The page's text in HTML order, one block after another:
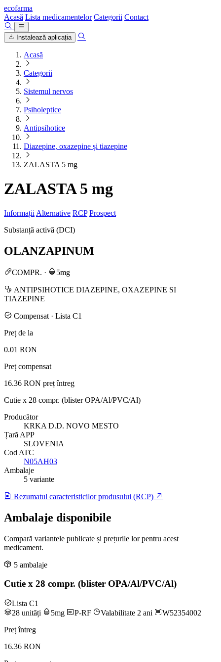
ecofarma
Acasă Lista medicamentelor Categorii Contact
Instalează aplicația
Acasă
Categorii
Sistemul nervos
Psiholeptice
Antipsihotice
Diazepine, oxazepine și tiazepine
ZALASTA 5 mg
ZALASTA 5 mg
Informații Alternative RCP Prospect
Substanță activă (DCI)
OLANZAPINUM
COMPR. · 5mg
ANTIPSIHOTICE DIAZEPINE, OXAZEPINE SI
TIAZEPINE
Compensat · Lista C1
Preț de la
0.01 RON
Preț compensat
16.36 RON preț întreg
Cutie x 28 compr. (blister OPA/Al/PVC/Al)
Producător
KRKA D.D. NOVO MESTO
Țară APP
SLOVENIA
Cod ATC
N05AH03
Ambalaje
5 variante
Rezumatul caracteristicilor produsului (RCP)
Ambalaje disponibile
Compară variantele publicate și prețurile lor pentru acest
medicament.
5 ambalaje
Cutie x 28 compr. (blister OPA/Al/PVC/Al)
Lista C1
28 unități
5mg P-RF Valabilitate 2 ani
W52354002
Preț întreg
16.36 RON